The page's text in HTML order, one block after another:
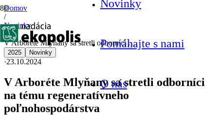
Novinky
Pomáhajte s nami
O nás
Domov
/
Novinky
/
V Arboréte Mlyňany sa stretli odborníci …
2025 Novinky
·23.10.2024
V Arboréte Mlyňany sa stretli odborníci
na tému regeneratívneho
poľnohospodárstva